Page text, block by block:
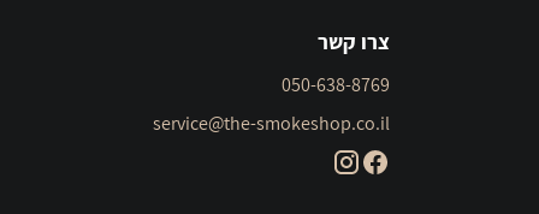
צרו קשר
050-638-8769
service@the-smokeshop.co.il